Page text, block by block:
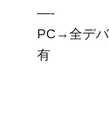
—-
PC→全デバ
有